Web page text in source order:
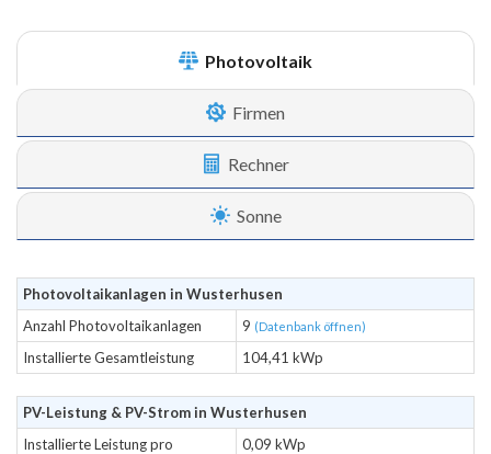
Photovoltaik
Firmen
Rechner
Sonne
Photovoltaikanlagen in Wusterhusen
Anzahl Photovoltaikanlagen
9 (Datenbank öffnen)
Installierte Gesamtleistung 104,41 kWp
PV-Leistung & PV-Strom in Wusterhusen
Installierte Leistung pro
0,09 kWp